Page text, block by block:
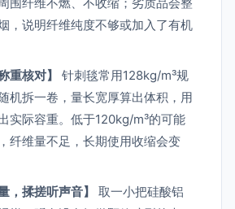
，说明纤维纯度不够或加入了有机
重核对】
针刺毯常用128kg/m³规
机拆一卷，量长宽厚算出体积，用
实际容重。低于120kg/m³的可能
纤维量不足，长期使用收缩会变
，揉搓听声音】
取一小把硅酸铝